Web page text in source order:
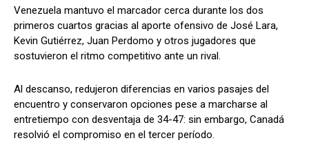
Venezuela mantuvo el marcador cerca durante los dos
primeros cuartos gracias al aporte ofensivo de José Lara,
Kevin Gutiérrez, Juan Perdomo y otros jugadores que
sostuvieron el ritmo competitivo ante un rival.
Al descanso, redujeron diferencias en varios pasajes del
encuentro y conservaron opciones pese a marcharse al
entretiempo con desventaja de 34-47: sin embargo, Canadá
resolvió el compromiso en el tercer período.